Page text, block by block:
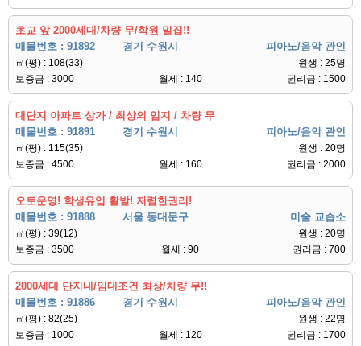
초교 앞 2000세대/차량 무/학원 밀집!!
매물번호 : 91892
경기 수원시 피아노/음악 관인
㎡(평) : 108(33)
원생 : 25명
보증금 : 3000
월세 : 140 권리금 : 1500
대단지 아파트 상가 / 최상의 입지 / 차량 무
매물번호 : 91891
경기 수원시 피아노/음악 관인
㎡(평) : 115(35)
원생 : 20명
보증금 : 4500
월세 : 160 권리금 : 2000
오토운영! 학생유입 활발! 저렴한권리!
매물번호 : 91888
서울 동대문구 미술 교습소
㎡(평) : 39(12)
원생 : 20명
보증금 : 3500
월세 : 90 권리금 : 700
2000세대 단지내/임대조건 최상/차량 무!!
매물번호 : 91886
경기 수원시 피아노/음악 관인
㎡(평) : 82(25)
원생 : 22명
보증금 : 1000
월세 : 120 권리금 : 1700